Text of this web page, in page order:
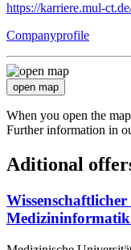
https://karriere.mul-
Companyprofile
open map
When you open the
Further information in
Aditional